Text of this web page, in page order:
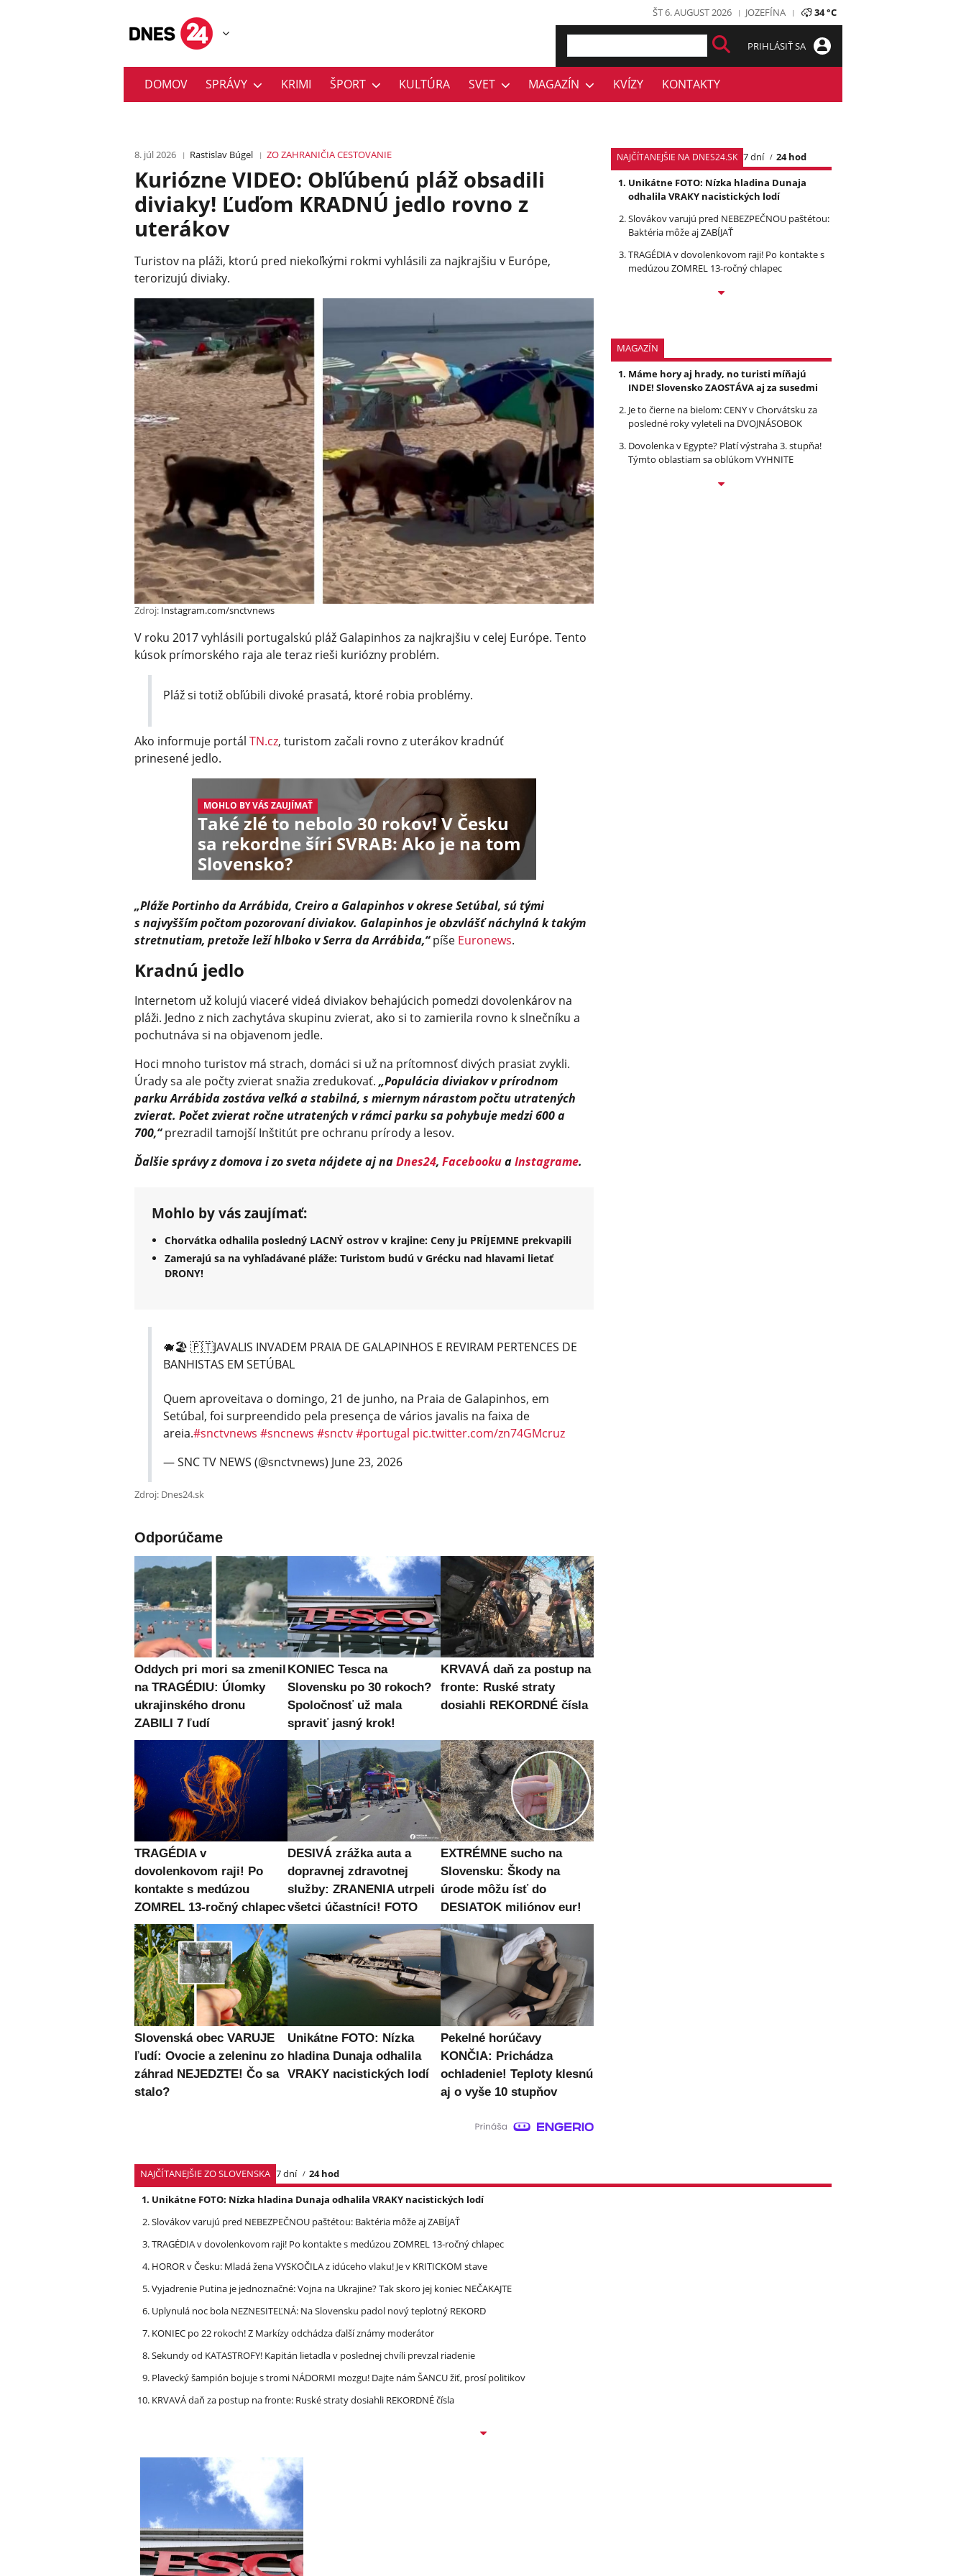
ŠT 6. AUGUST 2026 JOZEFÍNA 34 °C
PRIHLÁSIŤ SA
DOMOV SPRÁVY KRIMI ŠPORT KULTÚRA SVET MAGAZÍN KVÍZY KONTAKTY
8. júl 2026 Rastislav Búgel ZO ZAHRANIČIACESTOVANIE
Kuriózne VIDEO: Obľúbenú pláž obsadili
diviaky! Ľuďom KRADNÚ jedlo rovno z
uterákov
Turistov na pláži, ktorú pred niekoľkými rokmi vyhlásili za najkrajšiu v Európe,
terorizujú diviaky.
Zdroj: Instagram.com/snctvnews
V roku 2017 vyhlásili portugalskú pláž Galapinhos za najkrajšiu v celej Európe. Tento
kúsok prímorského raja ale teraz rieši kuriózny problém.
Pláž si totiž obľúbili divoké prasatá, ktoré robia problémy.
Ako informuje portál TN.cz, turistom začali rovno z uterákov kradnúť
prinesené jedlo.
MOHLO BY VÁS ZAUJÍMAŤ
Také zlé to nebolo 30 rokov! V Česku
sa rekordne šíri SVRAB: Ako je na tom
Slovensko?
„Pláže Portinho da Arrábida, Creiro a Galapinhos v okrese Setúbal, sú tými
s najvyšším počtom pozorovaní diviakov. Galapinhos je obzvlášť náchylná k takým
stretnutiam, pretože leží hlboko v Serra da Arrábida,“píše Euronews.
Kradnú jedlo
Internetom už kolujú viaceré videá diviakov behajúcich pomedzi dovolenkárov na
pláži. Jedno z nich zachytáva skupinu zvierat, ako si to zamierila rovno k slnečníku a
pochutnáva si na objavenom jedle.
Hoci mnoho turistov má strach, domáci si už na prítomnosť divých prasiat zvykli.
Úrady sa ale počty zvierat snažia zredukovať. „Populácia diviakov v prírodnom
parku Arrábida zostáva veľká a stabilná, s miernym nárastom počtu utratených
zvierat. Počet zvierat ročne utratených v rámci parku sa pohybuje medzi 600 a
700,“prezradil tamojší Inštitút pre ochranu prírody a lesov.
Ďalšie správy z domova i zo sveta nájdete aj naDnes24, FacebookuaInstagrame.
Mohlo by vás zaujímať:
Chorvátka odhalila posledný LACNÝ ostrov v krajine: Ceny ju PRÍJEMNE prekvapili
Zamerajú sa na vyhľadávané pláže: Turistom budú v Grécku nad hlavami lietať
DRONY!
🐗🏖️ 🇵🇹JAVALIS INVADEM PRAIA DE GALAPINHOS E REVIRAM PERTENCES DE
BANHISTAS EM SETÚBAL
Quem aproveitava o domingo, 21 de junho, na Praia de Galapinhos, em
Setúbal, foi surpreendido pela presença de vários javalis na faixa de
areia.#snctvnews #sncnews #snctv#portugal pic.twitter.com/zn74GMcruz
— SNC TV NEWS (@snctvnews) June 23, 2026
Zdroj: Dnes24.sk
Odporúčame
Oddych pri mori sa zmenil
na TRAGÉDIU: Úlomky
ukrajinského dronu
ZABILI 7 ľudí
KONIEC Tesca na
Slovensku po 30 rokoch?
Spoločnosť už mala
spraviť jasný krok!
KRVAVÁ daň za postup na
fronte: Ruské straty
dosiahli REKORDNÉ čísla
TRAGÉDIA v
dovolenkovom raji! Po
kontakte s medúzou
ZOMREL 13-ročný chlapec
DESIVÁ zrážka auta a
dopravnej zdravotnej
služby: ZRANENIA utrpeli
všetci účastníci! FOTO
EXTRÉMNE sucho na
Slovensku: Škody na
úrode môžu ísť do
DESIATOK miliónov eur!
Slovenská obec VARUJE
ľudí: Ovocie a zeleninu zo
záhrad NEJEDZTE! Čo sa
stalo?
Unikátne FOTO: Nízka
hladina Dunaja odhalila
VRAKY nacistických lodí
Pekelné horúčavy
KONČIA: Prichádza
ochladenie! Teploty klesnú
aj o vyše 10 stupňov
NAJČÍTANEJŠIE NA DNES24.SK 7 dní
24 hod
Unikátne FOTO: Nízka hladina Dunaja
odhalila VRAKY nacistických lodí
Slovákov varujú pred NEBEZPEČNOU paštétou:
Baktéria môže aj ZABÍJAŤ
TRAGÉDIA v dovolenkovom raji! Po kontakte s
medúzou ZOMREL 13-ročný chlapec
MAGAZÍN
Máme hory aj hrady, no turisti míňajú
INDE! Slovensko ZAOSTÁVA aj za susedmi
Je to čierne na bielom: CENY v Chorvátsku za
posledné roky vyleteli na DVOJNÁSOBOK
Dovolenka v Egypte? Platí výstraha 3. stupňa!
Týmto oblastiam sa oblúkom VYHNITE
NAJČÍTANEJŠIE ZO SLOVENSKA 7 dní
24 hod
Unikátne FOTO: Nízka hladina Dunaja odhalila VRAKY nacistických lodí
Slovákov varujú pred NEBEZPEČNOU paštétou: Baktéria môže aj ZABÍJAŤ
TRAGÉDIA v dovolenkovom raji! Po kontakte s medúzou ZOMREL 13-ročný chlapec
HOROR v Česku: Mladá žena VYSKOČILA z idúceho vlaku! Je v KRITICKOM stave
Vyjadrenie Putina je jednoznačné: Vojna na Ukrajine? Tak skoro jej koniec NEČAKAJTE
Uplynulá noc bola NEZNESITEĽNÁ: Na Slovensku padol nový teplotný REKORD
KONIEC po 22 rokoch! Z Markízy odchádza ďalší známy moderátor
Sekundy od KATASTROFY! Kapitán lietadla v poslednej chvíli prevzal riadenie
Plavecký šampión bojuje s tromi NÁDORMI mozgu! Dajte nám ŠANCU žiť, prosí politikov
KRVAVÁ daň za postup na fronte: Ruské straty dosiahli REKORDNÉ čísla